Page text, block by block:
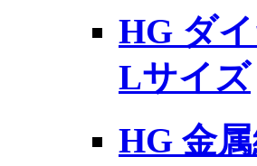
HG ダ
Lサイズ
HG 金